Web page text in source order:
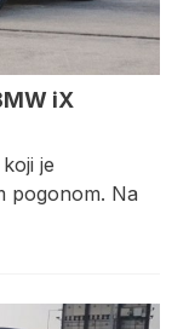
iX
je
pogonom. Na